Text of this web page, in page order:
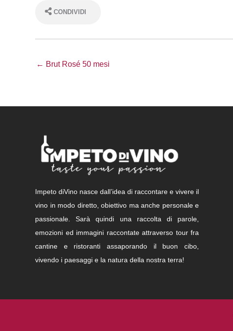
CONDIVIDI
← Brut Rosé 50 mesi
Impeto diVino nasce dall’idea di raccontare e vivere il
vino in modo diretto, obiettivo ma anche personale e
passionale. Sarà quindi una raccolta di parole,
emozioni ed immagini raccontate attraverso tour fra
cantine e ristoranti assaporando il buon cibo,
vivendo i paesaggi e la natura della nostra terra!